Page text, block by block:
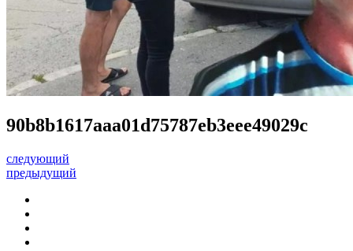
90b8b1617aaa01d75787eb3eee49029c
следующий
предыдущий